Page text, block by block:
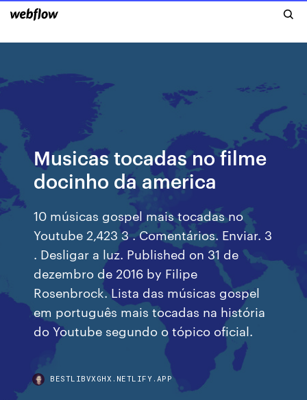
Musicas tocadas no filme
docinho da america
10 músicas gospel mais tocadas no
Youtube 2,423 3 . Comentários. Enviar. 3
. Desligar a luz. Published on 31 de
dezembro de 2016 by Filipe
Rosenbrock. Lista das músicas gospel
em português mais tocadas na história
do Youtube segundo o tópico oficial.
BESTLIBVXGHX.NETLIFY.APP